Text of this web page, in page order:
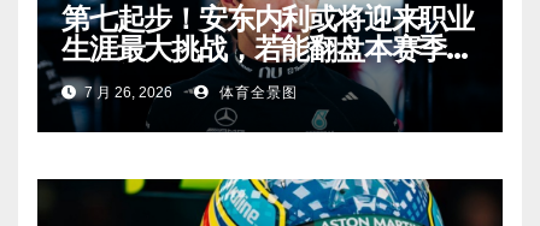
第七起步！安东内利或将迎来职业
生涯最大挑战，若能翻盘本赛季争
冠有望！
7 月 26, 2026 体育全景图